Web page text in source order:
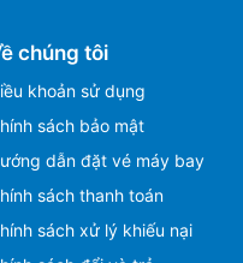
chúng tôi
khoản sử dụng
sách bảo mật
dẫn đặt vé máy bay
sách thanh toán
sách xử lý khiếu nại